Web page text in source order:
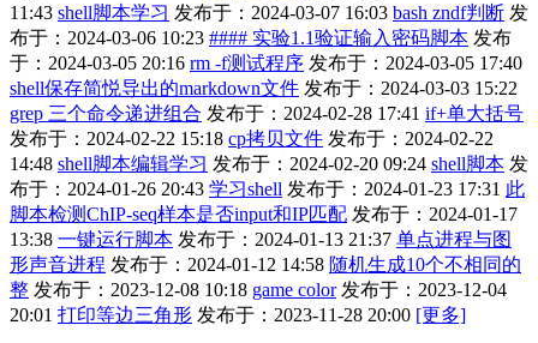
11:43 shell脚本学习 发布于：2024-03-07 16:03 bash zndf判断 发
布于：2024-03-06 10:23 #### 实验1.1验证输入密码脚本 发布
于：2024-03-05 20:16 rm -f测试程序 发布于：2024-03-05 17:40
shell保存简悦导出的markdown文件 发布于：2024-03-03 15:22
grep 三个命令递进组合 发布于：2024-02-28 17:41 if+单大括号
发布于：2024-02-22 15:18 cp拷贝文件 发布于：2024-02-22
14:48 shell脚本编辑学习 发布于：2024-02-20 09:24 shell脚本 发
布于：2024-01-26 20:43 学习shell 发布于：2024-01-23 17:31 此
脚本检测ChIP-seq样本是否input和IP匹配 发布于：2024-01-17
13:38 一键运行脚本 发布于：2024-01-13 21:37 单点进程与图
形声音进程 发布于：2024-01-12 14:58 随机生成10个不相同的
整 发布于：2023-12-08 10:18 game color 发布于：2023-12-04
20:01 打印等边三角形 发布于：2023-11-28 20:00 [更多]